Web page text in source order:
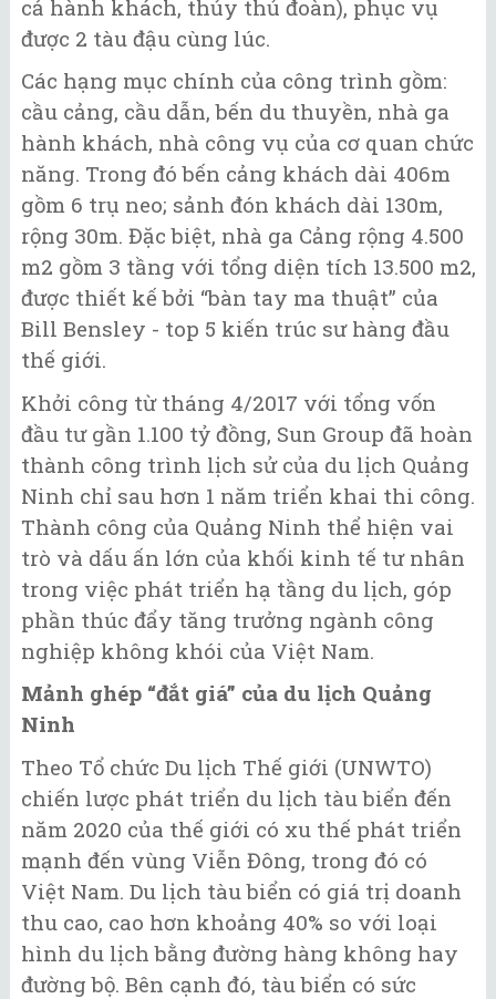
cả hành khách, thủy thủ đoàn), phục vụ
được 2 tàu đậu cùng lúc.
Các hạng mục chính của công trình gồm:
cầu cảng, cầu dẫn, bến du thuyền, nhà ga
hành khách, nhà công vụ của cơ quan chức
năng. Trong đó bến cảng khách dài 406m
gồm 6 trụ neo; sảnh đón khách dài 130m,
rộng 30m. Đặc biệt, nhà ga Cảng rộng 4.500
m2 gồm 3 tầng với tổng diện tích 13.500 m2,
được thiết kế bởi “bàn tay ma thuật” của
Bill Bensley - top 5 kiến trúc sư hàng đầu
thế giới.
Khởi công từ tháng 4/2017 với tổng vốn
đầu tư gần 1.100 tỷ đồng, Sun Group đã hoàn
thành công trình lịch sử của du lịch Quảng
Ninh chỉ sau hơn 1 năm triển khai thi công.
Thành công của Quảng Ninh thể hiện vai
trò và dấu ấn lớn của khối kinh tế tư nhân
trong việc phát triển hạ tầng du lịch, góp
phần thúc đẩy tăng trưởng ngành công
nghiệp không khói của Việt Nam.
Mảnh ghép “đắt giá” của du lịch Quảng
Ninh
Theo Tổ chức Du lịch Thế giới (UNWTO)
chiến lược phát triển du lịch tàu biển đến
năm 2020 của thế giới có xu thế phát triển
mạnh đến vùng Viễn Đông, trong đó có
Việt Nam. Du lịch tàu biển có giá trị doanh
thu cao, cao hơn khoảng 40% so với loại
hình du lịch bằng đường hàng không hay
đường bộ. Bên cạnh đó, tàu biển có sức